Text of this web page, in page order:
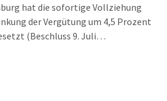
hat die sofortige Vollziehung
der Vergütung um 4,5 Prozent
(Beschluss 9. Juli…